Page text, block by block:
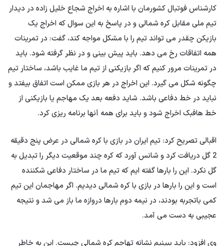
کارشناس فوتبال کشورمان با اشاره به اخراج شجاع خلیل زاده در دیدار
تیم ملی مقابل کره شمالی و در پاسخ به این سوال که اخراج یک
بازیکن چقدر می تواند تیم را با مشکل مواجه کند، گفت: در تمرینات
همه اتفاقات رخ می دهد. باید پیش بینی و در نظر گرفته شود. باید
در تمرینات مرور کنیم که اگر بازیکنی از تیم ما غایب باشد، ساختار تیم
چگونه شکل می گیرد. این اخراج در هر بازی ممکن است اتفاق بیفتد و
نباید در خط دفاعی باشد. شاید دفعه بعد یک مهاجم یا بازیکنی از
خط هافبک اخراج شود و باید برای همه آنها برنامه ریزی کرد.
اقبالی تصریح کرد: تیم ایران در بازی با کره شمالی در عرض پنج دقیقه
2 گل دریافت کرد و شانس آورد که کره چند موقعیت دیگر را تبدیل به
گل نکرد. این را بارها گفته ایم که تیم ما در ساختار دفاعی شکننده
است و این را بارها در بازی با کره شمالی دیدیم. اگر مهاجمان این تیم
کمی باتجربه بودند، در نیمه دوم بارها دروازه ما باز می شد و نتیجه
عجیبی به دست می آمد.
وی افزود: باید ببینیم نشانه تهاجم کره شمالی چیست. این به خاطر